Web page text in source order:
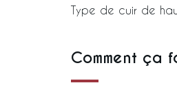
Type de cuir de
Comment ça